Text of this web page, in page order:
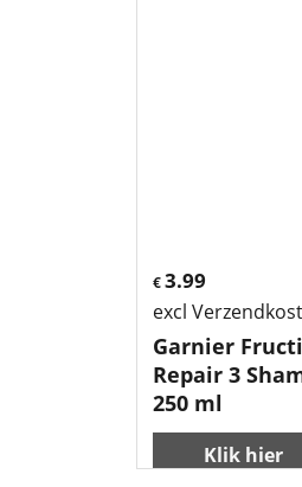
€3.99
excl
Garnier
Repair 3
250 ml
Klik hier